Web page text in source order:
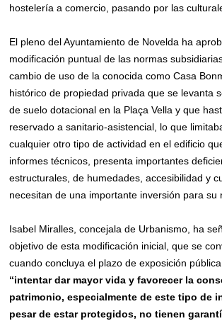
hostelería a comercio, pasando por las
El pleno del Ayuntamiento de Novelda ha
modificación puntual de las normas
cambio de uso de la conocida como Casa
histórico de propiedad privada que se levanta
de suelo dotacional en la Plaça Vella y que
reservado a sanitario-asistencial, lo que
cualquier otro tipo de actividad en el edificio
informes técnicos, presenta importantes
estructurales, de humedades, accesibilidad y
necesitan de una importante inversión para su
Isabel Miralles, concejala de Urbanismo, ha
objetivo de esta modificación inicial, que se
cuando concluya el plazo de exposición
“intentar dar mayor vida y favorecer la
patrimonio, especialmente de este tipo de
pesar de estar protegidos, no tienen